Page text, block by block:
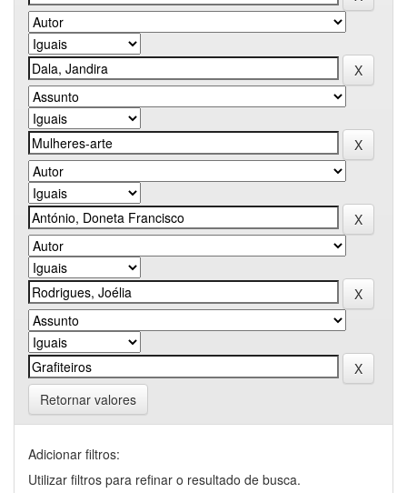
Retornar valores
Adicionar filtros:
Utilizar filtros para refinar o resultado de busca.